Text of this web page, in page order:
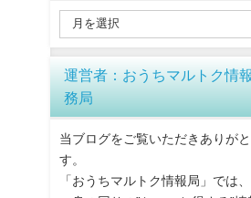
運営者：おうちマルトク情
務局
当ブログをご覧いただきありが
す。
「おうちマルトク情報局」では